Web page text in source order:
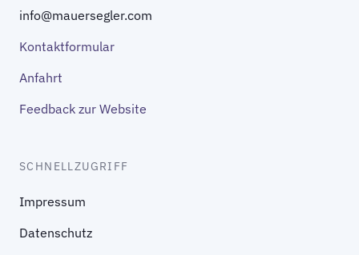
info@mauersegler.com
Kontaktformular
Anfahrt
Feedback zur Website
SCHNELLZUGRIFF
Impressum
Datenschutz